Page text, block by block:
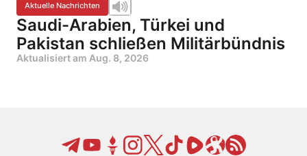
Aktuelle Nachrichten
Saudi-Arabien, Türkei und
Pakistan schließen Militärbündnis
Aktualisiert am Aug. 8, 2026